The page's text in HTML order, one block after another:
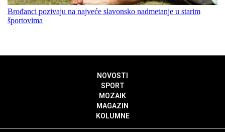
Brođanci pozivaju na najveće slavonsko nadmetanje u starim
športovima
NOVOSTI
SPORT
MOZAIK
MAGAZIN
KOLUMNE